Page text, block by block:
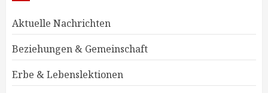
Aktuelle Nachrichten
Beziehungen & Gemeinschaft
Erbe & Lebenslektionen